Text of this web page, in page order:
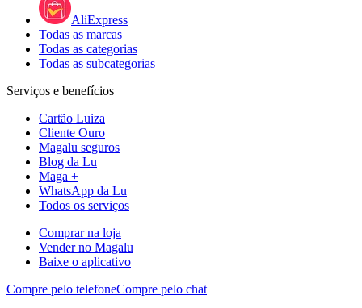
AliExpress
Todas as marcas
Todas as categorias
Todas as subcategorias
Serviços e benefícios
Cartão Luiza
Cliente Ouro
Magalu seguros
Blog da Lu
Maga +
WhatsApp da Lu
Todos os serviços
Comprar na loja
Vender no Magalu
Baixe o aplicativo
Compre pelo telefoneCompre pelo chat